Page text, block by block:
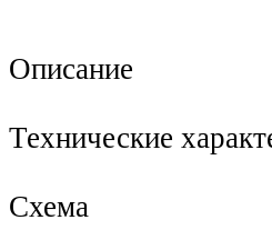
Описание
Технические
Схема